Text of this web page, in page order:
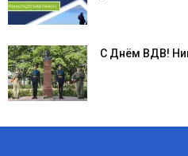
С Днём ВДВ!